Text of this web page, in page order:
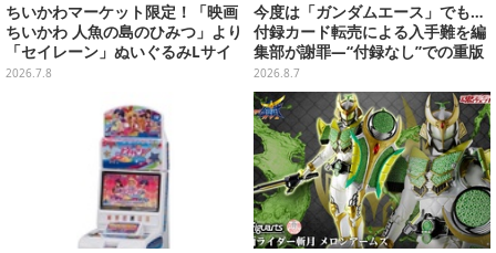
ちいかわマーケット限定！「映画
ちいかわ 人魚の島のひみつ」より
「セイレーン」ぬいぐるみLサイ
ズが7月24日より予約開始
2026.7.8
今度は「ガンダムエース」でも…
付録カード転売による入手難を編
集部が謝罪―“付録なし”での重版
対応を進行中
2026.8.7